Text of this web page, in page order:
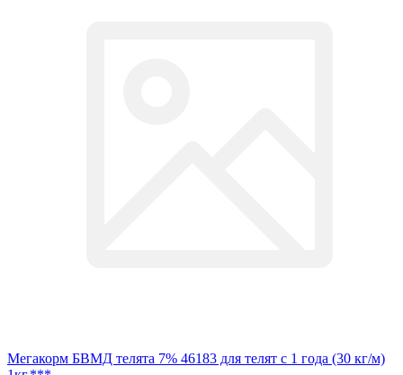
Мегакорм БВМД телята 7% 46183 для телят с 1 года (30 кг/м)